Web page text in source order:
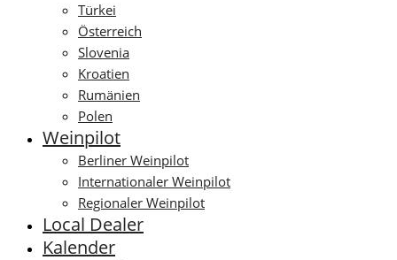
Türkei
Österreich
Slovenia
Kroatien
Rumänien
Polen
Weinpilot
Berliner Weinpilot
Internationaler Weinpilot
Regionaler Weinpilot
Local Dealer
Kalender